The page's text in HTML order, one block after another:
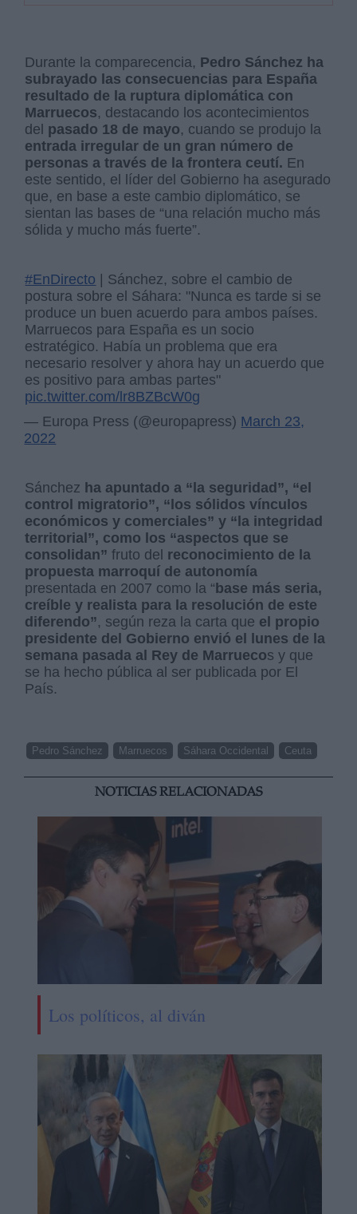
Durante la comparecencia, Pedro Sánchez ha
subrayado las consecuencias para España
resultado de la ruptura diplomática con
Marruecos, destacando los acontecimientos
del pasado 18 de mayo, cuando se produjo la
entrada irregular de un gran número de
personas a través de la frontera ceutí. En
este sentido, el líder del Gobierno ha asegurado
que, en base a este cambio diplomático, se
sientan las bases de “una relación mucho más
sólida y mucho más fuerte”.
#EnDirecto | Sánchez, sobre el cambio de
postura sobre el Sáhara: "Nunca es tarde si se
produce un buen acuerdo para ambos países.
Marruecos para España es un socio
estratégico. Había un problema que era
necesario resolver y ahora hay un acuerdo que
es positivo para ambas partes"
pic.twitter.com/lr8BZBcW0g
— Europa Press (@europapress) March 23,
2022
Sánchez ha apuntado a “la seguridad”, “el
control migratorio”, “los sólidos vínculos
económicos y comerciales” y “la integridad
territorial”, como los “aspectos que se
consolidan” fruto del reconocimiento de la
propuesta marroquí de autonomía
presentada en 2007 como la “ base más seria,
creíble y realista para la resolución de este
diferendo”, según reza la carta que el propio
presidente del Gobierno envió el lunes de la
semana pasada al Rey de Marruecos y que
se ha hecho pública al ser publicada por El
País.
Pedro Sánchez Marruecos Sáhara Occidental Ceuta
NOTICIAS RELACIONADAS
Los políticos, al diván